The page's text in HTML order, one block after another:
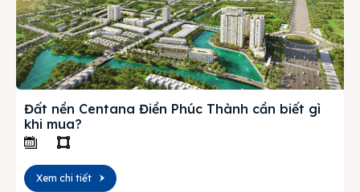
Đất nền Centana Điền Phúc Thành cần biết gì
khi mua?
Xem chi tiết